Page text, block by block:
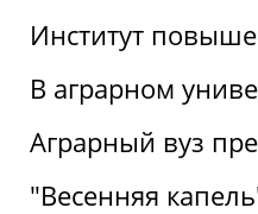
Институт
В аграрном
Аграрный вуз
"Весенняя